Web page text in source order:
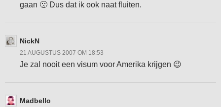
gaan 🙁 Dus dat ik ook naat fluiten.
NickN
21 AUGUSTUS 2007 OM 18:53
Je zal nooit een visum voor Amerika krijgen 😉
Madbello